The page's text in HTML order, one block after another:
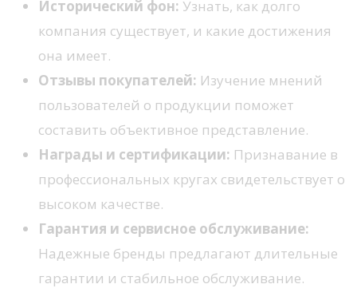
Исторический фон: Узнать, как долго
компания существует, и какие достижения
она имеет.
Отзывы покупателей: Изучение мнений
пользователей о продукции поможет
составить объективное представление.
Награды и сертификации: Признавание в
профессиональных кругах свидетельствует о
высоком качестве.
Гарантия и сервисное обслуживание:
Надежные бренды предлагают длительные
гарантии и стабильное обслуживание.